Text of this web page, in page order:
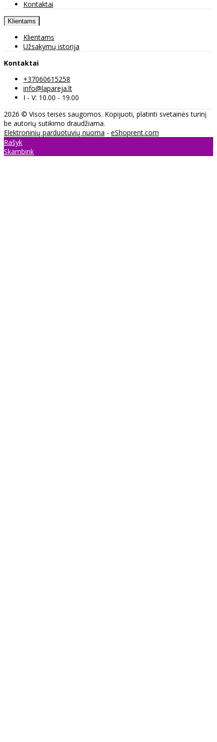
Kontaktai
Klientams
Klientams
Užsakymų istorija
Kontaktai
+37060615258
info@lapareja.lt
I - V: 10.00 - 19.00
2026 © Visos teisės saugomos. Kopijuoti, platinti svetainės turinį
be autorių sutikimo draudžiama.
Elektroninių parduotuvių nuoma - eShoprent.com
Rašyk
Skambink